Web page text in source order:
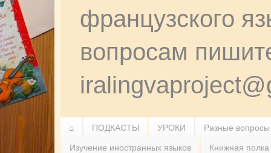
французского
вопросам
⌂ ПОДКАСТЫ УРОКИ Разные вопросы
Изучение иностранных языков Книжная полка